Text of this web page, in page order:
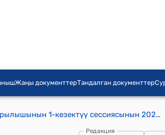
Жаңы документтерТандалган документтер
Кара-Суу айылдык кеңешинин 18-чакырылышынын 1-кезектүү сессиясынын 2023-жылдын 22-сентябры № 1/8 "Кара-Суу айылдык Кеңешинин 2022-жылдын 15-июлундагы №6/2 токтомуна өзгөртүү киргизүү жөнүндө" токтому
Редакция